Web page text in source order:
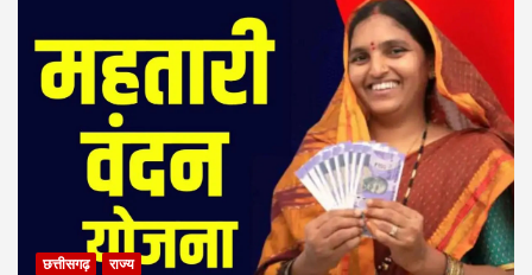
छत्तीसगढ़ राज्य